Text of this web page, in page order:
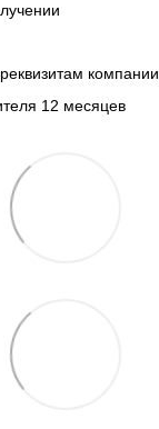
компании
12 месяцев